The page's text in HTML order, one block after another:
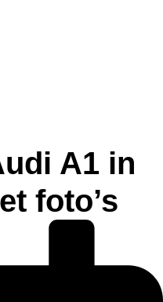
A1 in
foto’s